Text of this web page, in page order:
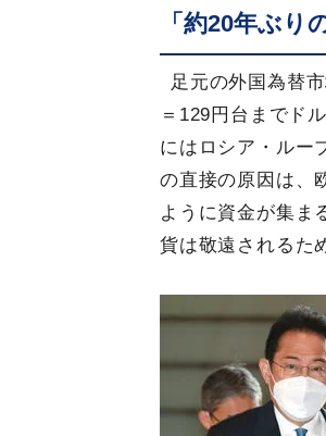
「約20年ぶり
足元の外国為替
＝129円台までド
にはロシア・ルー
の直接の原因は、
ように資金が集ま
貨は敬遠されるた